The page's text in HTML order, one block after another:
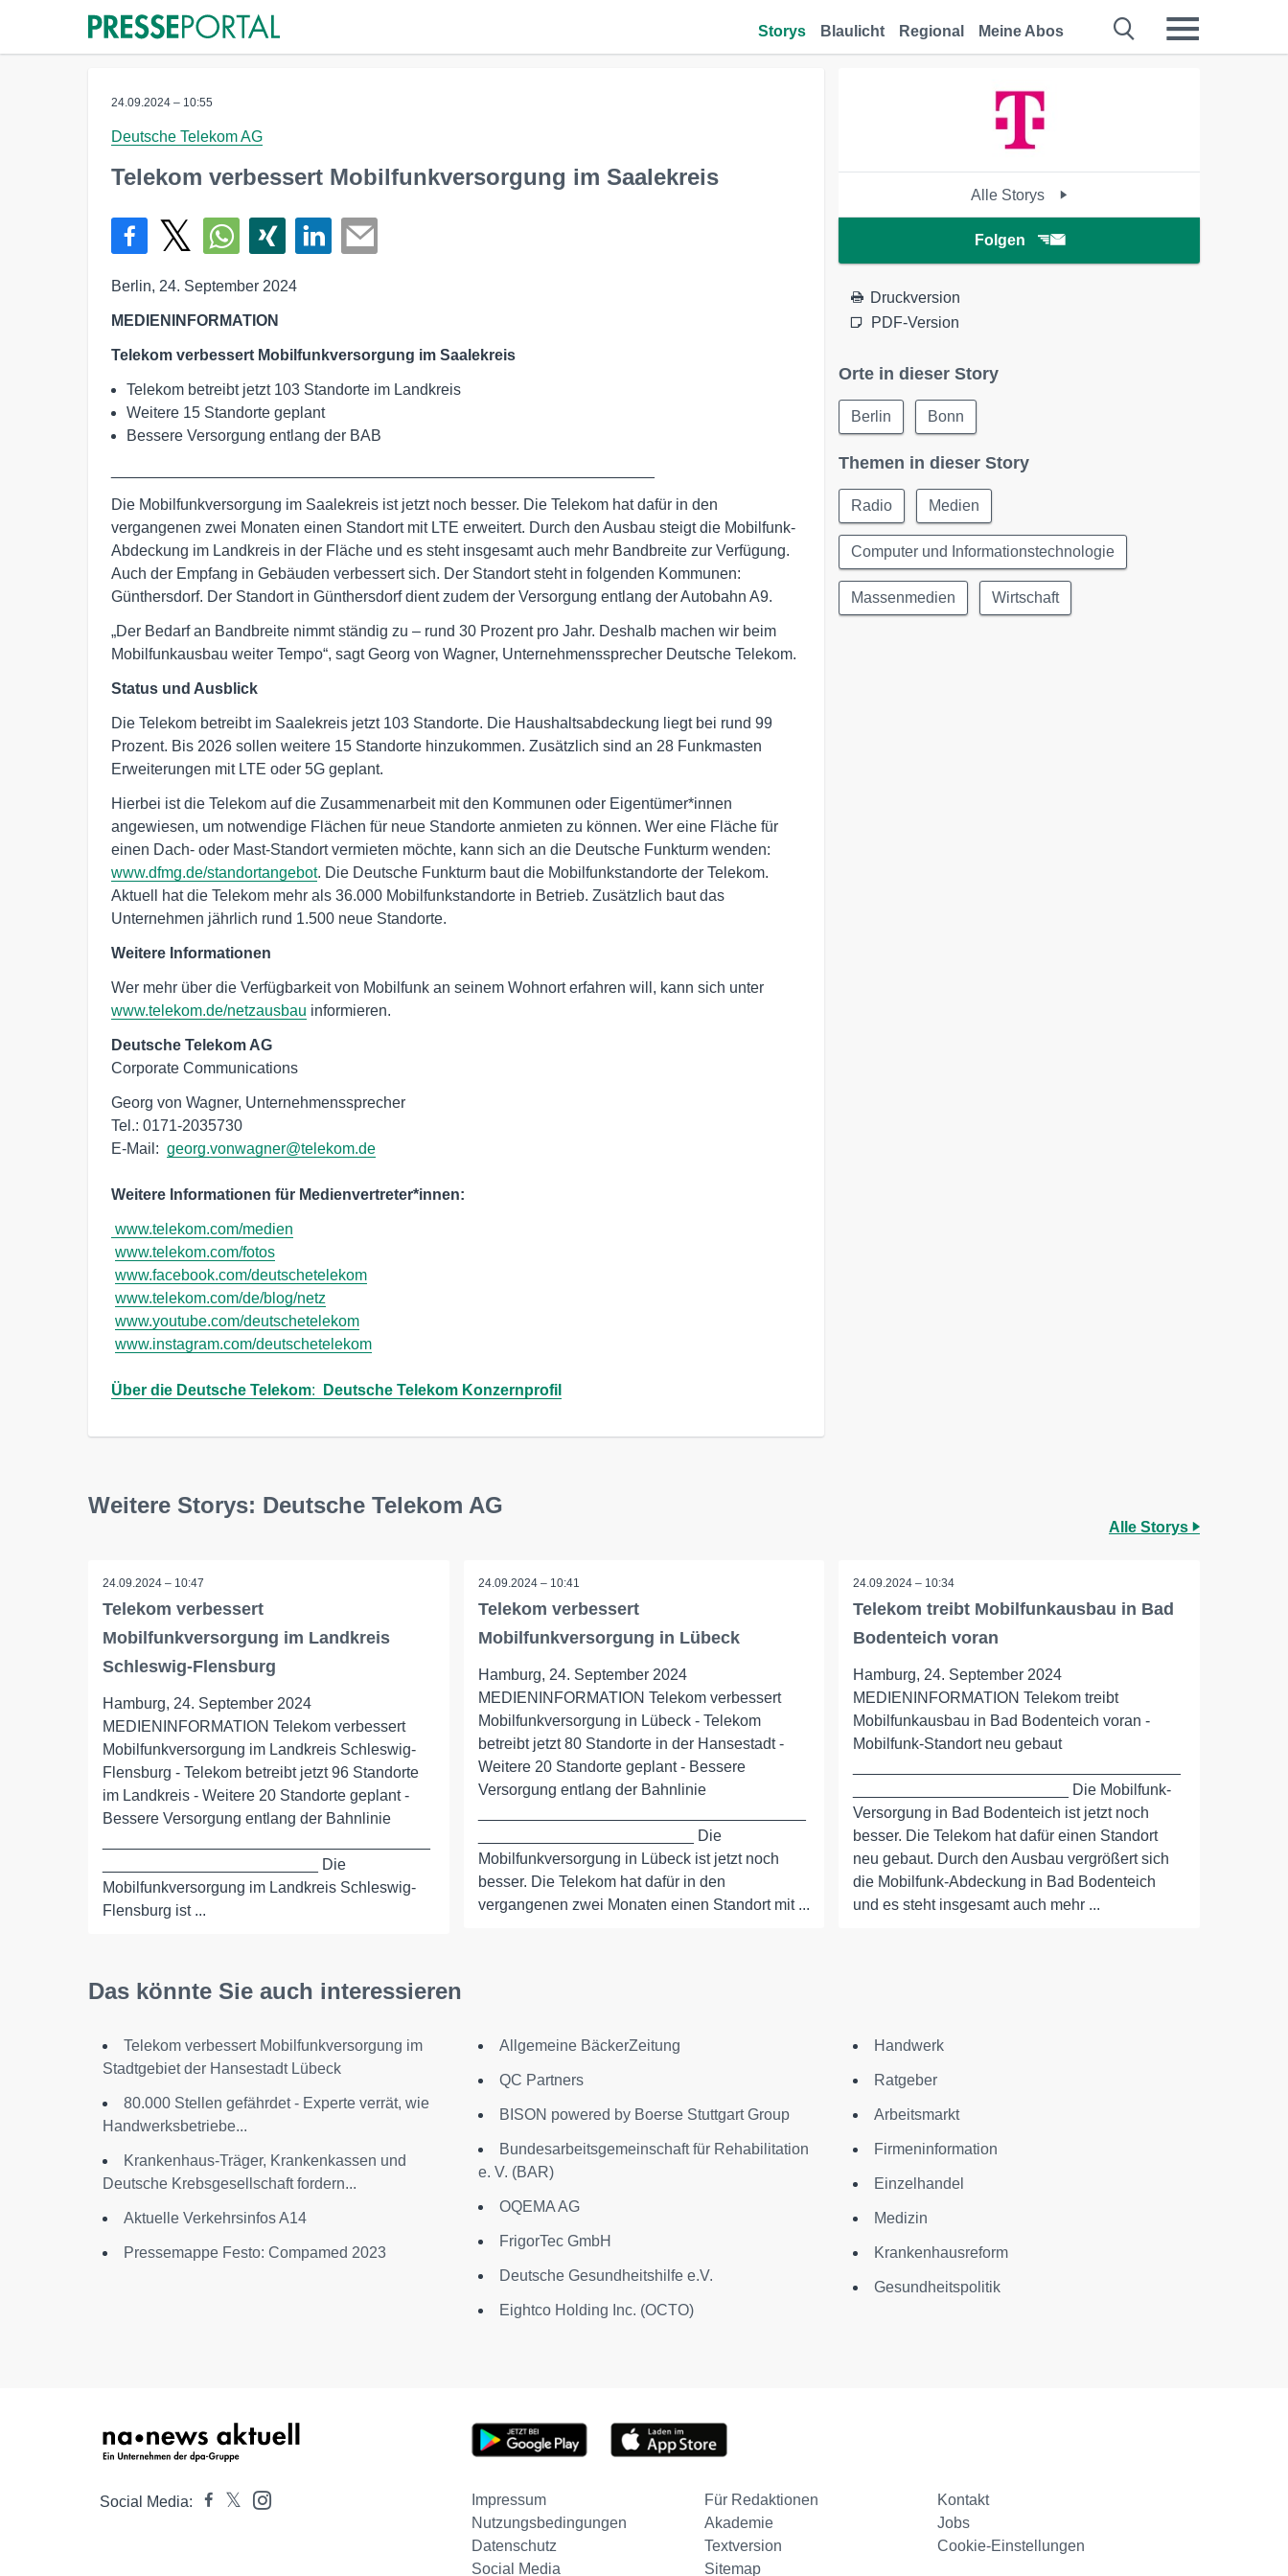
Storys Blaulicht Regional Meine Abos
24.09.2024 – 10:55
Deutsche Telekom AG
Telekom verbessert Mobilfunkversorgung im Saalekreis
Berlin, 24. September 2024
MEDIENINFORMATION
Telekom verbessert Mobilfunkversorgung im Saalekreis
Telekom betreibt jetzt 103 Standorte im Landkreis
Weitere 15 Standorte geplant
Bessere Versorgung entlang der BAB
Die Mobilfunkversorgung im Saalekreis ist jetzt noch besser. Die Telekom hat dafür in den
vergangenen zwei Monaten einen Standort mit LTE erweitert. Durch den Ausbau steigt die Mobilfunk-
Abdeckung im Landkreis in der Fläche und es steht insgesamt auch mehr Bandbreite zur Verfügung.
Auch der Empfang in Gebäuden verbessert sich. Der Standort steht in folgenden Kommunen:
Günthersdorf. Der Standort in Günthersdorf dient zudem der Versorgung entlang der Autobahn A9.
„Der Bedarf an Bandbreite nimmt ständig zu – rund 30 Prozent pro Jahr. Deshalb machen wir beim
Mobilfunkausbau weiter Tempo“, sagt Georg von Wagner, Unternehmenssprecher Deutsche Telekom.
Status und Ausblick
Die Telekom betreibt im Saalekreis jetzt 103 Standorte. Die Haushaltsabdeckung liegt bei rund 99
Prozent. Bis 2026 sollen weitere 15 Standorte hinzukommen. Zusätzlich sind an 28 Funkmasten
Erweiterungen mit LTE oder 5G geplant.
Hierbei ist die Telekom auf die Zusammenarbeit mit den Kommunen oder Eigentümer*innen
angewiesen, um notwendige Flächen für neue Standorte anmieten zu können. Wer eine Fläche für
einen Dach- oder Mast-Standort vermieten möchte, kann sich an die Deutsche Funkturm wenden:
www.dfmg.de/standortangebot. Die Deutsche Funkturm baut die Mobilfunkstandorte der Telekom.
Aktuell hat die Telekom mehr als 36.000 Mobilfunkstandorte in Betrieb. Zusätzlich baut das
Unternehmen jährlich rund 1.500 neue Standorte.
Weitere Informationen
Wer mehr über die Verfügbarkeit von Mobilfunk an seinem Wohnort erfahren will, kann sich unter
www.telekom.de/netzausbau informieren.
Deutsche Telekom AG
Corporate Communications
Georg von Wagner, Unternehmenssprecher
Tel.: 0171-2035730
E-Mail: georg.vonwagner@telekom.de
Weitere Informationen für Medienvertreter*innen:
www.telekom.com/medien
www.telekom.com/fotos
www.facebook.com/deutschetelekom
www.telekom.com/de/blog/netz
www.youtube.com/deutschetelekom
www.instagram.com/deutschetelekom
Über die Deutsche Telekom: Deutsche Telekom Konzernprofil
Alle Storys
Folgen
Druckversion
PDF-Version
Orte in dieser Story
Berlin Bonn
Themen in dieser Story
Radio Medien
Computer und Informationstechnologie
Massenmedien Wirtschaft
Weitere Storys: Deutsche Telekom AG
Alle Storys
24.09.2024 – 10:47
Telekom verbessert
Mobilfunkversorgung im Landkreis
Schleswig-Flensburg
Hamburg, 24. September 2024
MEDIENINFORMATION Telekom verbessert
Mobilfunkversorgung im Landkreis Schleswig-
Flensburg - Telekom betreibt jetzt 96 Standorte
im Landkreis - Weitere 20 Standorte geplant -
Bessere Versorgung entlang der Bahnlinie
_________________________ Die
Mobilfunkversorgung im Landkreis Schleswig-
Flensburg ist ...
24.09.2024 – 10:41
Telekom verbessert
Mobilfunkversorgung in Lübeck
Hamburg, 24. September 2024
MEDIENINFORMATION Telekom verbessert
Mobilfunkversorgung in Lübeck - Telekom
betreibt jetzt 80 Standorte in der Hansestadt -
Weitere 20 Standorte geplant - Bessere
Versorgung entlang der Bahnlinie
_________________________ Die
Mobilfunkversorgung in Lübeck ist jetzt noch
besser. Die Telekom hat dafür in den
vergangenen zwei Monaten einen Standort mit ...
24.09.2024 – 10:34
Telekom treibt Mobilfunkausbau in Bad
Bodenteich voran
Hamburg, 24. September 2024
MEDIENINFORMATION Telekom treibt
Mobilfunkausbau in Bad Bodenteich voran -
Mobilfunk-Standort neu gebaut
_________________________ Die Mobilfunk-
Versorgung in Bad Bodenteich ist jetzt noch
besser. Die Telekom hat dafür einen Standort
neu gebaut. Durch den Ausbau vergrößert sich
die Mobilfunk-Abdeckung in Bad Bodenteich
und es steht insgesamt auch mehr ...
Das könnte Sie auch interessieren
Telekom verbessert Mobilfunkversorgung im
Stadtgebiet der Hansestadt Lübeck
80.000 Stellen gefährdet - Experte verrät, wie
Handwerksbetriebe...
Krankenhaus-Träger, Krankenkassen und
Deutsche Krebsgesellschaft fordern...
Aktuelle Verkehrsinfos A14
Pressemappe Festo: Compamed 2023
Allgemeine BäckerZeitung
QC Partners
BISON powered by Boerse Stuttgart Group
Bundesarbeitsgemeinschaft für Rehabilitation
e. V. (BAR)
OQEMA AG
FrigorTec GmbH
Deutsche Gesundheitshilfe e.V.
Eightco Holding Inc. (OCTO)
Handwerk
Ratgeber
Arbeitsmarkt
Firmeninformation
Einzelhandel
Medizin
Krankenhausreform
Gesundheitspolitik
Social Media: Impressum Für Redaktionen
Kontakt
Nutzungsbedingungen
Akademie
Jobs
Datenschutz
Textversion
Cookie-Einstellungen
Social Media
Sitemap